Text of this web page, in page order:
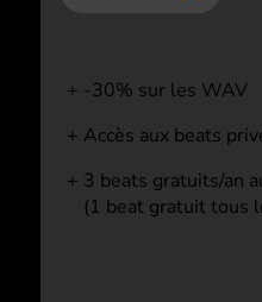
-30% sur les WAV
Accès aux beats
3 beats gratuits/an
(1 beat gratuit tous